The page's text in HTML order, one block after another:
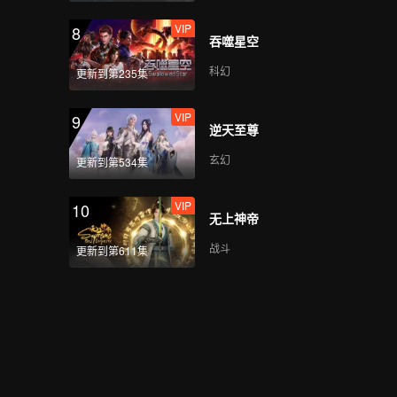
8
更新到第235集
VIP
吞噬星空
科幻
9
更新到第534集
VIP
逆天至尊
玄幻
10
更新到第611集
VIP
无上神帝
战斗